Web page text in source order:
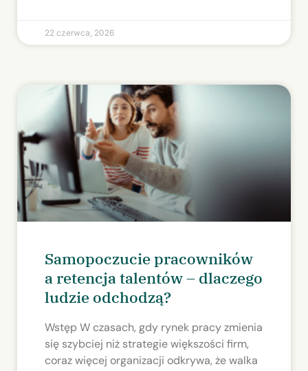
22 czerwca, 2026
Samopoczucie pracowników
a retencja talentów – dlaczego
ludzie odchodzą?
Wstęp W czasach, gdy rynek pracy zmienia
się szybciej niż strategie większości firm,
coraz więcej organizacji odkrywa, że walka